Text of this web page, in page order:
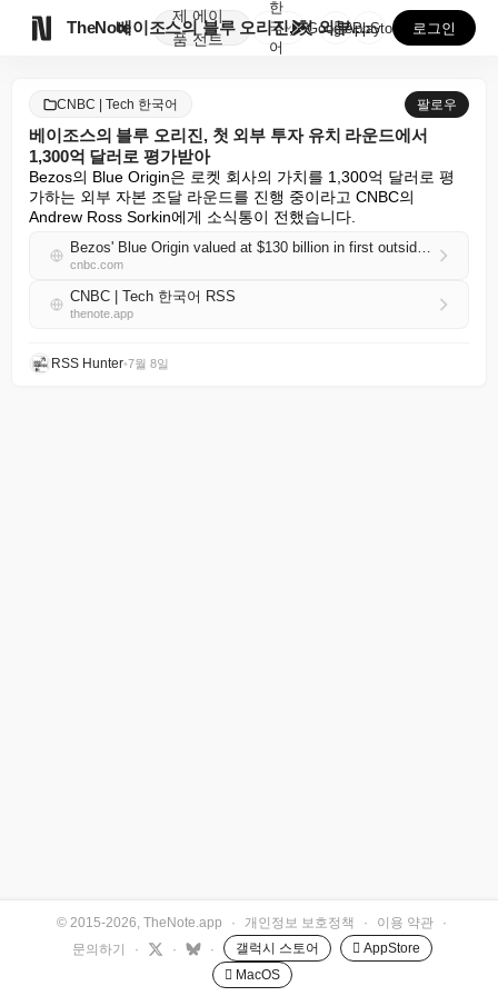
TheNote
제
품
에이
전트
베이조스의 블루 오리진, 첫 외부 투자 유치 라운드에서...
한
국
어
GooglePlay
AppStore 로그인
CNBC | Tech 한국어 팔로우
베이조스의 블루 오리진, 첫 외부 투자 유치 라운드에서
1,300억 달러로 평가받아
Bezos의 Blue Origin은 로켓 회사의 가치를 1,300억 달러로 평
가하는 외부 자본 조달 라운드를 진행 중이라고 CNBC의
Andrew Ross Sorkin에게 소식통이 전했습니다.
Bezos' Blue Origin valued at $130 billion in first outside fundraising round
cnbc.com
CNBC | Tech 한국어 RSS
thenote.app
RSS Hunter•7월 8일
© 2015-2026, TheNote.app · 개인정보 보호정책 · 이용 약관
·
문의하기
· · · 갤럭시 스토어
 AppStore
 MacOS